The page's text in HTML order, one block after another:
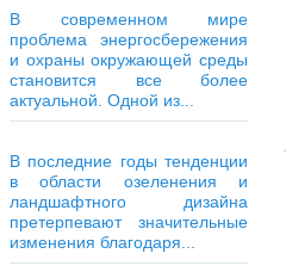
В современном мире
проблема энергосбережения
и охраны окружающей среды
становится все более
актуальной. Одной из...
В последние годы тенденции
в области озеленения и
ландшафтного дизайна
претерпевают значительные
изменения благодаря...